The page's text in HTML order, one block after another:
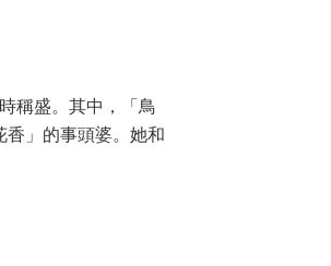
稱盛。其中，「鳥
香」的事頭婆。她和
刀，一於有幾多斬
不寧。最後，柳飄